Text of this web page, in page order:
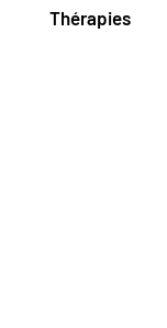
Thérapies